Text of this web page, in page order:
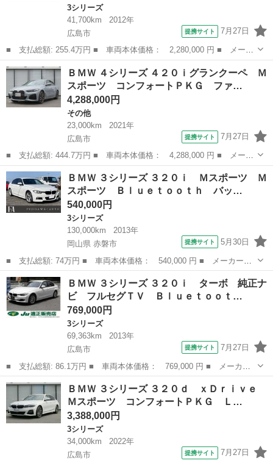
3シリーズ
41,700km
2012年
広島市
提携サイト 7月27日
■ 支払総額: 255.4万円 ■ 車両本体価格： 2,280,000 円 ■ メーカ
ー名： ＢＭＷ ■ 車種名： ３シリーズ ■ グレード名： ３２０
ｉ Ｍスポーツ ６速ＭＴ／禁煙車／コンフォートアクセス／ｉｄｒ
ｉｖｅナ...
広島 広島市
ＢＭＷ ４シリーズ ４２０ｉグランクーペ Ｍ
スポーツ コンフォートＰＫＧ ファ…
4,288,000円
その他
23,000km
2021年
広島市
提携サイト 7月27日
■ 支払総額: 444.7万円 ■ 車両本体価格： 4,288,000 円 ■ メーカ
ー名： ＢＭＷ ■ 車種名： ４シリーズ ■ グレード名： ４２０
ｉグランクーペ Ｍスポーツ コンフォートＰＫＧ ファストトラッ
クＰＫＧ...
広島 広島市
ＢＭＷ ３シリーズ ３２０ｉ Ｍスポーツ Ｍ
スポーツ Ｂｌｕｅｔｏｏｔｈ バッ…
540,000円
3シリーズ
130,000km
2013年
岡山県 赤磐市
提携サイト 5月30日
■ 支払総額: 74万円 ■ 車両本体価格： 540,000 円 ■ メーカー
名： ＢＭＷ ■ 車種名： ３シリーズ ■ グレード名： ３２０
ｉ Ｍスポーツ Ｍスポーツ Ｂｌｕｅｔｏｏｔｈ バックカメラ
ＴＶ ＥＴＣ ド...
岡山 赤磐市
ＢＭＷ ３シリーズ ３２０ｉ ターボ 純正ナ
ビ フルセグＴＶ Ｂｌｕｅｔｏｏｔ…
769,000円
3シリーズ
69,363km
2013年
広島市
提携サイト 7月27日
■ 支払総額: 86.1万円 ■ 車両本体価格： 769,000 円 ■ メーカー
名： ＢＭＷ ■ 車種名： ３シリーズ ■ グレード名： ３２０
ｉ ターボ 純正ナビ フルセグＴＶ Ｂｌｕｅｔｏｏｔｈ バック
カメラ コーナ...
広島 広島市
ＢＭＷ ３シリーズ ３２０ｄ ｘＤｒｉｖｅ
Ｍスポーツ コンフォートＰＫＧ Ｌ…
3,388,000円
3シリーズ
34,000km
2022年
広島市
提携サイト 7月27日